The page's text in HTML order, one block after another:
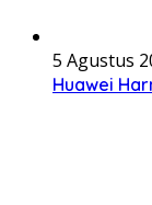
5 Agustus
Huawei